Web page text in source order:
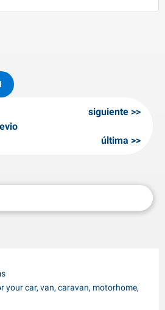
siguiente
última
your car, van, caravan, motorhome,